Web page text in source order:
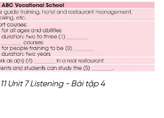
Unit 7 Listening - Bài tập 4